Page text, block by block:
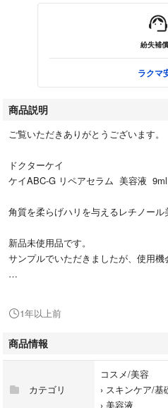
紛失補
ラクマ
商品説明
ご覧いただきありがとうございます。
ドクターケイ
ケイABC-G リペアセラム 美容液
角質を柔らげハリを与えるレチノール
新品未使用品です。
サンプルでいただきましたが、使用機
ゆうパケットポストの匿名配送にて
1年以上前
商品情報
カテゴリ
コスメ/美容
› スキンケア/基
› 美容液